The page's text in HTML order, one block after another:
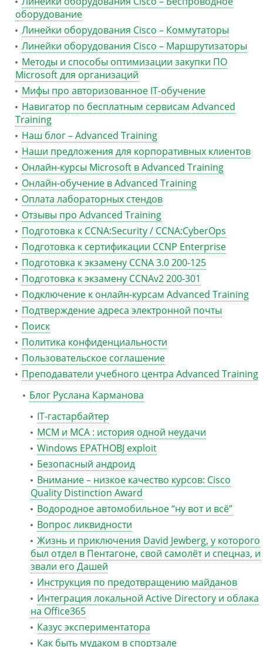
оборудование
Линейки оборудования Cisco – Коммутаторы
Линейки оборудования Cisco – Маршрутизаторы
Методы и способы оптимизации закупки ПО
Microsoft для организаций
Мифы про авторизованное IT-обучение
Навигатор по бесплатным сервисам Advanced
Training
Наш блог – Advanced Training
Наши предложения для корпоративных клиентов
Онлайн-курсы Microsoft в Advanced Training
Онлайн-обучение в Advanced Training
Оплата лабораторных стендов
Отзывы про Advanced Training
Подготовка к CCNA:Security / CCNA:CyberOps
Подготовка к сертификации CCNP Enterprise
Подготовка к экзамену CCNA 3.0 200-125
Подготовка к экзамену CCNAv2 200-301
Подключение к онлайн-курсам Advanced Training
Подтверждение адреса электронной почты
Поиск
Политика конфиденциальности
Пользовательское соглашение
Преподаватели учебного центра Advanced Training
Блог Руслана Карманова
IT-гастарбайтер
MCM и MCA : история одной неудачи
Windows EPATHOBJ exploit
Безопасный андроид
Внимание – низкое качество курсов: Cisco
Quality Distinction Award
Водородное автомобильное “ну вот и всё”
Вопрос ликвидности
Жизнь и приключения David Jewberg, у которого
был отдел в Пентагоне, свой самолёт и спецназ, и
звали его Дашей
Инструкция по предотвращению майданов
Интеграция локальной Active Directory и облака
на Office365
Казус экспериментатора
Как быть мудаком в спортзале